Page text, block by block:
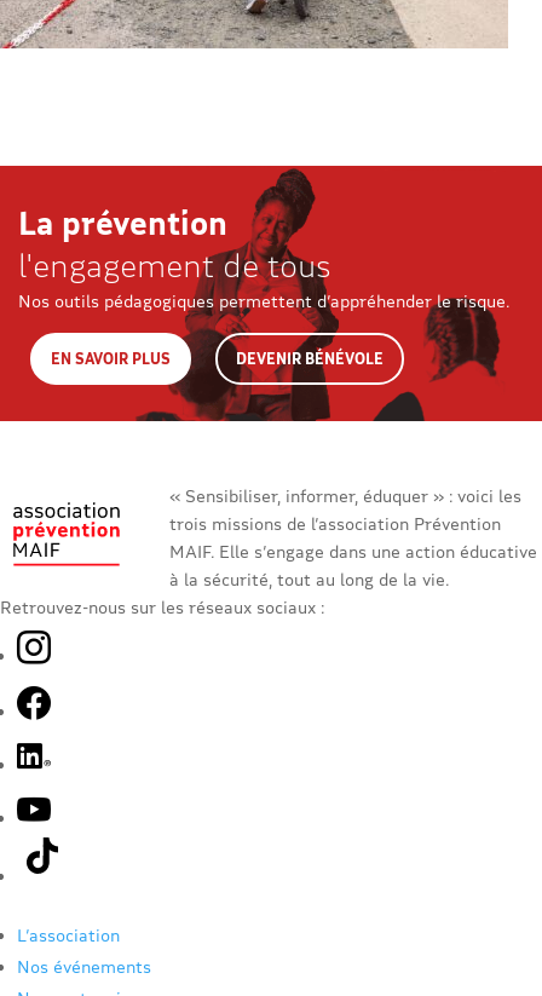
La prévention
l'engagement de tous
Nos outils pédagogiques permettent d’appréhender le risque.
EN SAVOIR PLUS DEVENIR BÉNÉVOLE
« Sensibiliser, informer, éduquer » : voici les
trois missions de l’association Prévention
MAIF. Elle s’engage dans une action éducative
à la sécurité, tout au long de la vie.
Retrouvez-nous sur les réseaux sociaux :
L’association
Nos événements